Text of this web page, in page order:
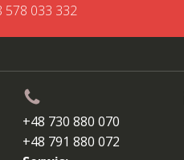
578 033 332
+48 730 880 070
+48 791 880 072